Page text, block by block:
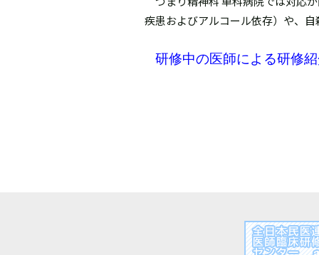
疾患およびアルコール依存）や、
研修中の医師による研修